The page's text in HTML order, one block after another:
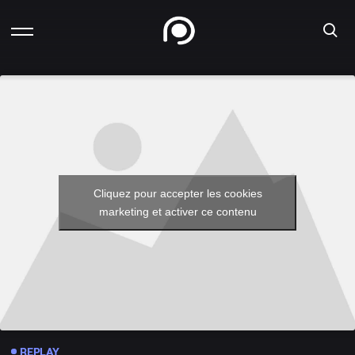
Cliquez pour accepter les cookies
marketing et activer ce contenu
REPLAY